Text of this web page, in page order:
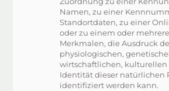
Namen, zu einer
Standortdaten, zu einer
oder zu einem oder
Merkmalen, die Ausdruck
physiologischen,
wirtschaftlichen, kulturellen
Identität dieser natürlichen
identifiziert werden kann.